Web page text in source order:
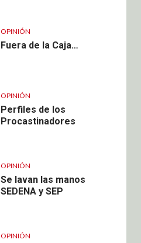
OPINIÓN
Fuera de la Caja…
OPINIÓN
Perfiles de los
Procastinadores
OPINIÓN
Se lavan las manos
SEDENA y SEP
OPINIÓN